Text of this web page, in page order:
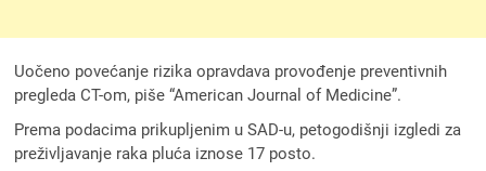
Uočeno povećanje rizika opravdava provođenje preventivnih
pregleda CT-om, piše “American Journal of Medicine”.
Prema podacima prikupljenim u SAD-u, petogodišnji izgledi za
preživljavanje raka pluća iznose 17 posto.